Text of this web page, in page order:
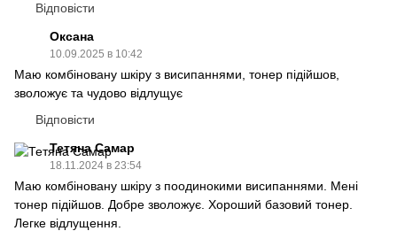
Відповісти
Оксана
10.09.2025 в 10:42
Маю комбіновану шкіру з висипаннями, тонер підійшов,
зволожує та чудово відлущує
Відповісти
Тетяна Самар
18.11.2024 в 23:54
Маю комбіновану шкіру з поодинокими висипаннями. Мені
тонер підійшов. Добре зволожує. Хороший базовий тонер.
Легке відлущення.